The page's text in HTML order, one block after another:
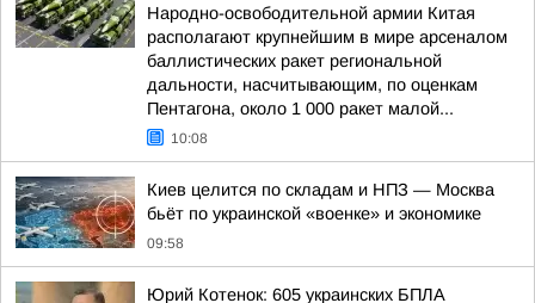
Народно-освободительной армии Китая
располагают крупнейшим в мире арсеналом
баллистических ракет региональной
дальности, насчитывающим, по оценкам
Пентагона, около 1 000 ракет малой...
10:08
Киев целится по складам и НПЗ — Москва
бьёт по украинской «военке» и экономике
09:58
Юрий Котенок: 605 украинских БПЛА